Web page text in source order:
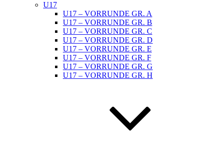
U17
U17 – VORRUNDE GR. A
U17 – VORRUNDE GR. B
U17 – VORRUNDE GR. C
U17 – VORRUNDE GR. D
U17 – VORRUNDE GR. E
U17 – VORRUNDE GR. F
U17 – VORRUNDE GR. G
U17 – VORRUNDE GR. H